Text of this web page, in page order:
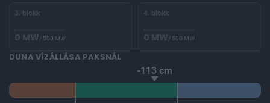
3. blokk
0 MW/ 500 MW
4. blokk
0 MW/ 500 MW
DUNA VÍZÁLLÁSA PAKSNÁL
-113 cm